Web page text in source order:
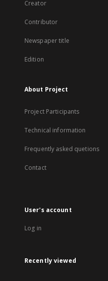
Creator
Contributor
Newspaper title
Edition
About Project
Project Participants
Technical information
Frequently asked quetions
Contact
User's account
Log in
Recently viewed